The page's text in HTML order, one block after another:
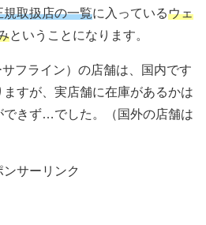
規取扱店の一覧に入っているウェ
ということになります。
サフライン）の店舗は、国内です
すが、実店舗に在庫があるかは
できず…でした。（国外の店舗は
ンサーリンク